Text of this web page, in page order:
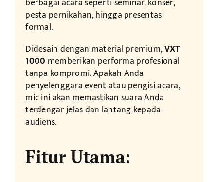
pesta pernikahan, hingga presentasi
formal.
Didesain dengan material premium,VXT
1000 memberikan performa profesional
tanpa kompromi. Apakah Anda
penyelenggara event atau pengisi acara,
mic ini akan memastikan suara Anda
terdengar jelas dan lantang kepada
audiens.
Fitur Utama: